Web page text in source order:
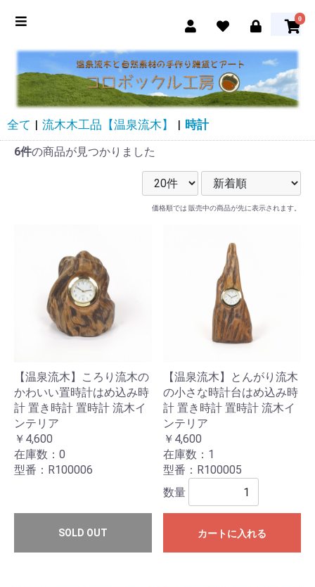
0
全て | 流木木工品【温泉流木】 | 時計
6件の商品が見つかりました
価格順では 販売中の商品が先に表示されます。
【温泉流木】ころり流木の
かわいい置時計はめ込み時
計 置き時計 置時計 流木イ
ンテリア
￥4,600
在庫数：0
型番：R100006
SOLD OUT
【温泉流木】とんがり流木
の小さな時計台はめ込み時
計 置き時計 置時計 流木イ
ンテリア
￥4,600
在庫数：1
型番：R100005
数量
カートに入れる